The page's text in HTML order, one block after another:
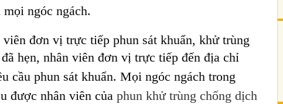
ngóc ngách.
viên đơn vị trực tiếp phun sát khuẩn, khử trùng
hẹn, nhân viên đơn vị trực tiếp đến địa chỉ
cầu phun sát khuẩn. Mọi ngóc ngách trong
được nhân viêncủa phun khử trùng chống dịch